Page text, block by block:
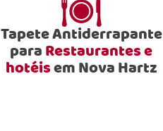
Tapete Antiderrapante
paraRestaurantes e
hotéisem Nova Hartz